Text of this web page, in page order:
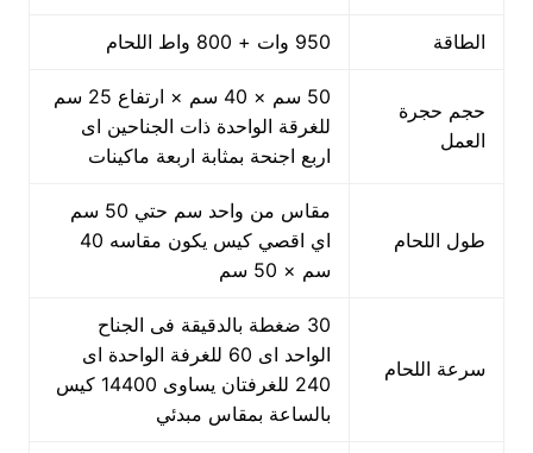
الطاقة 950 وات + 800 واط اللحام
حجم حجرة
العمل
50 سم × 40 سم × ارتفاع 25 سم
للغرقة الواحدة ذات الجناحين اى
اربع اجنحة بمثابة اربعة ماكينات
طول اللحام
مقاس من واحد سم حتي 50 سم
اي اقصي كيس يكون مقاسه 40
سم × 50 سم
سرعة اللحام
30 ضغطة بالدقيقة فى الجناح
الواحد اى 60 للغرفة الواحدة اى
240 للغرفتان يساوى 14400 كيس
بالساعة بمقاس مبدئي